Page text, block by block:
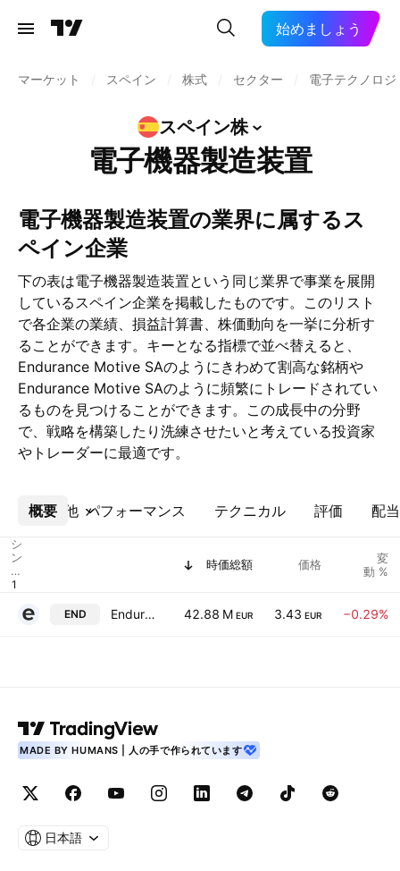
始めましょう
マーケット スペイン 株式 セクター 電子テクノロジ
スペイン株
電子機器製造装置
電子機器製造装置の業界に属するス
ペイン企業
下の表は電子機器製造装置という同じ業界で事業を展開
しているスペイン企業を掲載したものです。このリスト
で各企業の業績、損益計算書、株価動向を一挙に分析す
ることができます。キーとなる指標で並べ替えると、
Endurance Motive SAのようにきわめて割高な銘柄や
Endurance Motive SAのように頻繁にトレードされてい
るものを見つけることができます。この成長中の分野
で、戦略を構築したり洗練させたいと考えている投資家
やトレーダーに最適です。
概要 パフォーマンス テクニカル 評価 配当
その他
シ
ン
ボ
ル
時価総額 価格
変
動 %
END Endurance Motive SA 42.88 M EUR 3.43 EUR −0.29%
MADE BY HUMANS | 人の手で作られています
日本語